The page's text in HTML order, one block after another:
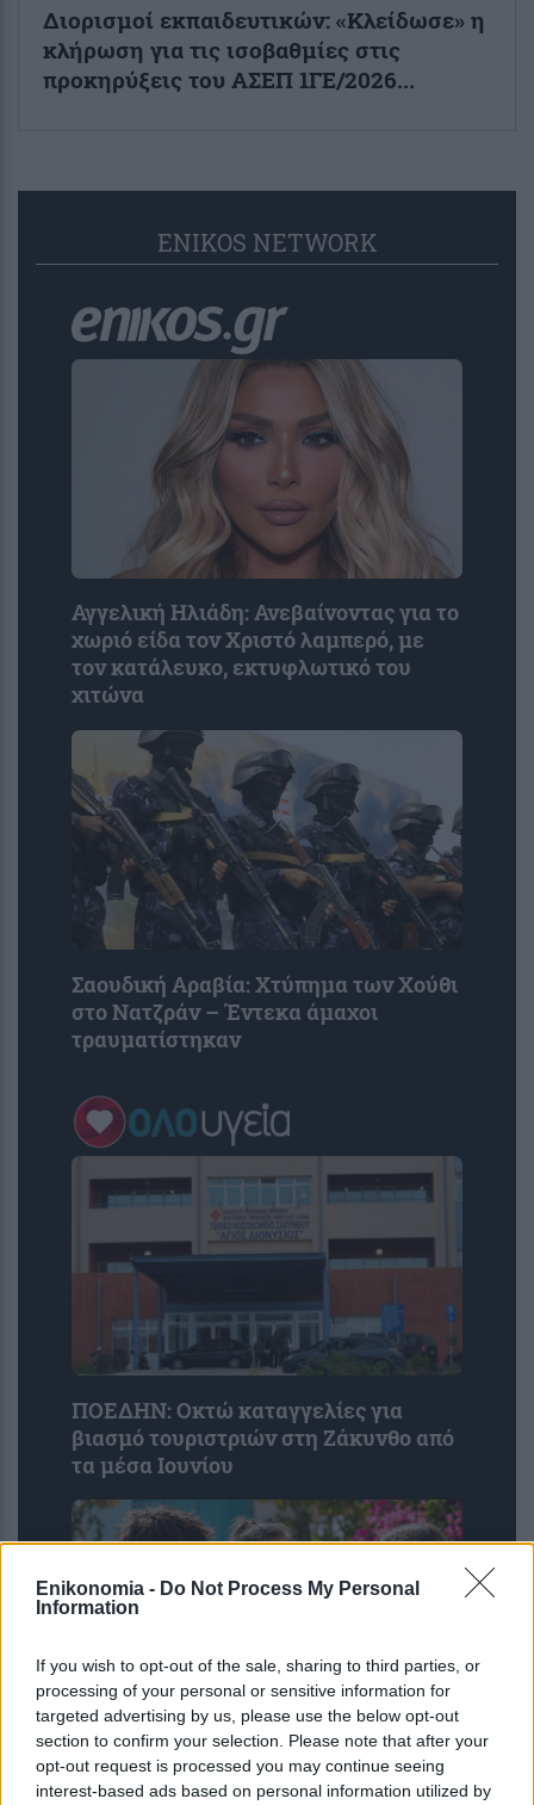
Enikonomia - Do Not Process My Personal
Information
If you wish to opt-out of the sale, sharing to third parties, or
processing of your personal or sensitive information for
targeted advertising by us, please use the below opt-out
section to confirm your selection. Please note that after your
opt-out request is processed you may continue seeing
interest-based ads based on personal information utilized by
Διορισμοί εκπαιδευτικών: «Κλείδωσε» η
κλήρωση για τις ισοβαθμίες στις
προκηρύξεις του ΑΣΕΠ 1ΓΕ/2026...
ENIKOS NETWORK
Αγγελική Ηλιάδη: Ανεβαίνοντας για το
χωριό είδα τον Χριστό λαμπερό, με
τον κατάλευκο, εκτυφλωτικό του
χιτώνα
Σαουδική Αραβία: Χτύπημα των Χούθι
στο Νατζράν – Έντεκα άμαχοι
τραυματίστηκαν
ΠΟΕΔΗΝ: Οκτώ καταγγελίες για
βιασμό τουριστριών στη Ζάκυνθο από
τα μέσα Ιουνίου
Η ομιλία των παιδιών μπορεί να
αποκαλύπτει τον μελλοντικό κίνδυνο